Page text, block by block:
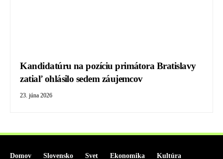
Kandidatúru na pozíciu primátora Bratislavy
zatiaľ ohlásilo sedem záujemcov
23. júna 2026
Domov Slovensko Svet Ekonomika
Kultúra